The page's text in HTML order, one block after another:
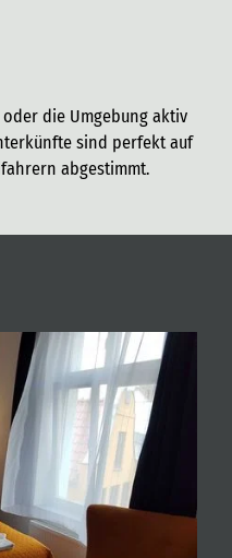
die Umgebung aktiv
sind perfekt auf
abgestimmt.